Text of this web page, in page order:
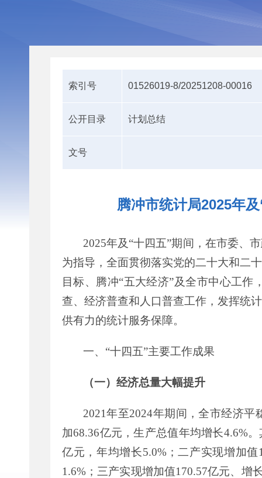
索引号 01526019-8/20251208-00016
公开目录 计划总结
文号
腾冲市统计局2025年
2025年及“十四五”期间 ， 在市委、
为指导，全面贯彻落实党的二十大和二
目标、腾冲“五大经济”及全市中心工作
查、经济普查和人口普查工作 ， 发挥统
供有力的统计服务保障。
一、 “十四五”主要工作成果
（一） 经济总量大幅提升
2021年至2024年期间 ，全市经济平
加68.36亿元，生产总值年均增长4.6%。
亿元，年均增长5.0%；二产实现增加值
1.6% ； 三产实现增加值170.57亿元、增